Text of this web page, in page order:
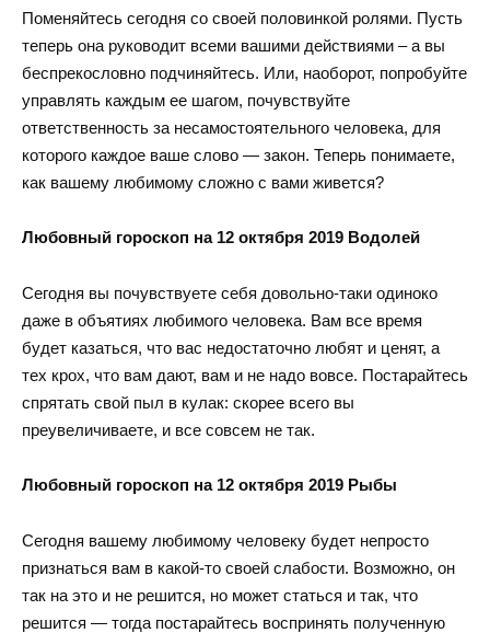
Поменяйтесь сегодня со своей половинкой ролями. Пусть
теперь она руководит всеми вашими действиями – а вы
беспрекословно подчиняйтесь. Или, наоборот, попробуйте
управлять каждым ее шагом, почувствуйте
ответственность за несамостоятельного человека, для
которого каждое ваше слово — закон. Теперь понимаете,
как вашему любимому сложно с вами живется?
Любовный гороскоп на 12 октября 2019 Водолей
Сегодня вы почувствуете себя довольно-таки одиноко
даже в объятиях любимого человека. Вам все время
будет казаться, что вас недостаточно любят и ценят, а
тех крох, что вам дают, вам и не надо вовсе. Постарайтесь
спрятать свой пыл в кулак: скорее всего вы
преувеличиваете, и все совсем не так.
Любовный гороскоп на 12 октября 2019 Рыбы
Сегодня вашему любимому человеку будет непросто
признаться вам в какой-то своей слабости. Возможно, он
так на это и не решится, но может статься и так, что
решится — тогда постарайтесь воспринять полученную